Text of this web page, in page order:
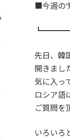
■今週の'
先日、韓
開きまし
気に入っ
ロシア語
ご質問を
いろいろ